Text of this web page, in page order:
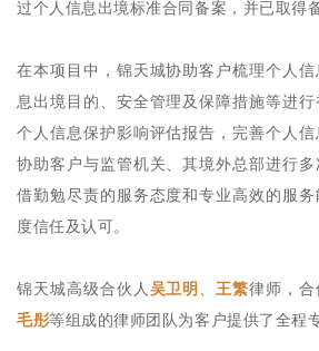
过个人信息出境标准合同备案，并已取得
在本项目中，锦天城协助客户梳理个人
息出境目的、安全管理及保障措施等进
个人信息保护影响评估报告，完善个人
协助客户与监管机关、其境外总部进行
借勤勉尽责的服务态度和专业高效的服
度信任及认可。
锦天城高级合伙人 吴卫明 王繁律师，合
毛彤等组成的律师团队为客户提供了全程